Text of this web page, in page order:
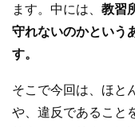
ます。中には、 教習
守れないのかという
す。
そこで今回は、ほと
や、違反であること